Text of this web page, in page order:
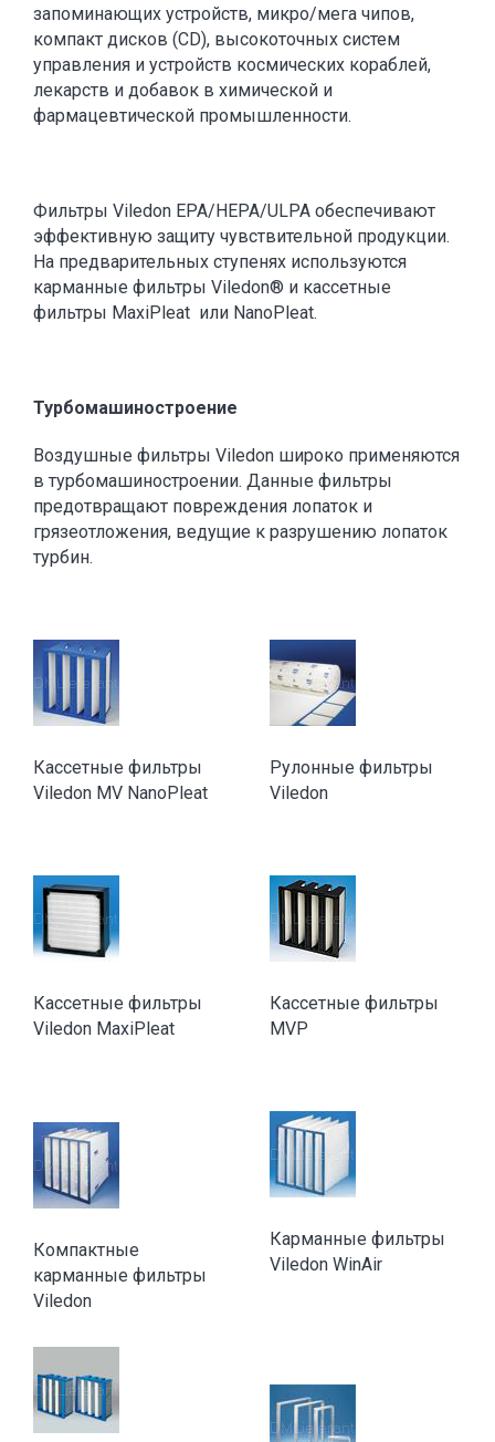
запоминающих устройств, микро/мега чипов,
компакт дисков (CD), высокоточных систем
управления и устройств космических кораблей,
лекарств и добавок в химической и
фармацевтической промышленности.
Фильтры Viledon EPA/HEPA/ULPA обеспечивают
эффективную защиту чувствительной продукции.
На предварительных ступенях используются
карманные фильтры Viledon® и кассетные
фильтры MaxiPleat или NanoPleat.
Турбомашиностроение
Воздушные фильтры Viledon широко применяются
в турбомашиностроении. Данные фильтры
предотвращают повреждения лопаток и
грязеотложения, ведущие к разрушению лопаток
турбин.
Кассетные фильтры
Viledon MV NanoPleat
Рулонные фильтры
Viledon
Кассетные фильтры
Viledon MaxiPleat
Кассетные фильтры
MVP
Компактные
карманные фильтры
Viledon
Карманные фильтры
Viledon WinAir